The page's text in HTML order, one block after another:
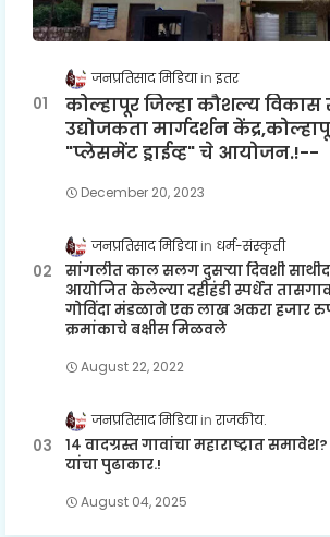
जनप्रतिसाद मिडिया इतर
कोल्हापूर जिल्हा कौशल्य विकास
उद्योजकता मार्गदर्शन
"प्लेसमेंट ड्राईव्ह" चे आयोजन.!--
December 20, 2023
जनप्रतिसाद मिडिया धर्म-संस्कृती
सांगलीत काल सलग दुसऱ्या दिवशी
आयोजित केलेल्या दहीहंडी स्पर्धेत
गोविंदा मंडळाने एक लाख अकरा हजार
क्रमांकाचे बक्षीस मिळवले
August 22, 2022
जनप्रतिसाद मिडिया राजकीय.
१४ वादग्रस्त गावांचा महाराष्ट्रात
यांचा पुढाकार.!
August 04, 2025